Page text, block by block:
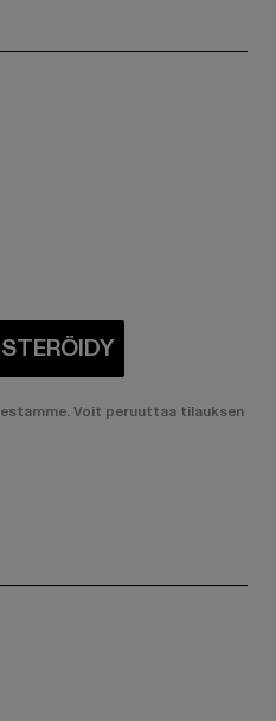
Voit peruuttaa tilauksen